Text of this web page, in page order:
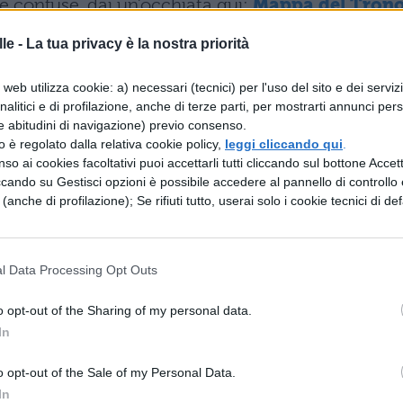
- La tua privacy è la nostra priorità
utilizza cookie: a) necessari (tecnici) per l'uso del sito e dei
e di profilazione, anche di terze parti, per mostrarti annunci
abitudini di navigazione) previo consenso.
è regolato dalla relativa cookie policy, leggi cliccando qui
ai cookies facoltativi puoi accettarli tutti cliccando sul bottone
su Gestisci opzioni è possibile accedere al pannello di controllo
di profilazione); Se rifiuti tutto, userai solo i cookie tecnici di
Data Processing Opt Outs
opt-out of the Sharing of my personal data.
opt-out of the Sale of my Personal Data.
confuse, dai un’occhiata qui:Mappa del
a base di guerre, tradimenti, intrighi,
si staglia la minaccia rappresentata da un
l’arrivo degliEstranei, gli esseri sovrannaturali
Barriera difesa dai Guardiani della notte.
Cersei Lannisterfinalmente libera dal
ha mirabilmente fatto saltare in aria insieme
si era tolto la vita). Affiancata dal
Ferro,Euron Greyjoy
Grande Inverno il re del Nord
il Re della Notte e l’esercito di Estranei
Yara, Tyrion, Theon, Olenna Tyrell, Varys e